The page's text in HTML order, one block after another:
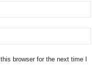
browser for the next time I